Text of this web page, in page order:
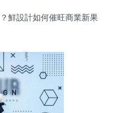
鮮設計如何催旺商業新果